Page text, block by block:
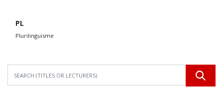
PL
Plurilinguisme